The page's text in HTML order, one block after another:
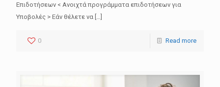
Επιδοτήσεων < Ανοιχτά προγράμματα επιδοτήσεων για
Υποβολές > Εάν θέλετε να […]
0 Read more